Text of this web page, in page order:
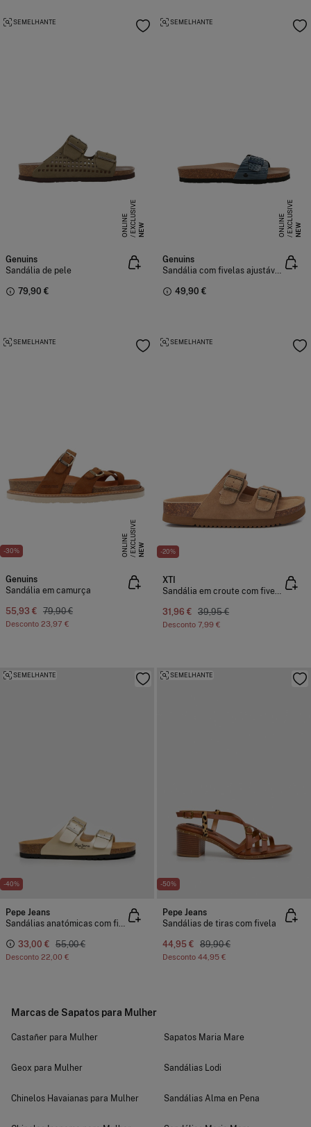
NEW
E
X
C
L
US
I
V
E
O
N
L
I
N
E
SEMELHANTE
Genuins
Sandália de pele
79,90 €
NEW
E
X
C
L
US
I
V
E
O
N
L
I
N
E
SEMELHANTE
Genuins
Sandália com fivelas ajustáveis
49,90 €
-30% NEW
E
X
C
L
US
I
V
E
O
N
L
I
N
E
SEMELHANTE
Genuins
Sandália em camurça
55,93 € 79,90 €
Desconto 23,97 €
-20%
SEMELHANTE
XTI
31,96 € 39,95 €
Desconto 7,99 €
-40%
SEMELHANTE
Pepe Jeans
33,00 € 55,00 €
Desconto 22,00 €
-50%
SEMELHANTE
Pepe Jeans
Sandálias de tiras com fivela
44,95 € 89,90 €
Desconto 44,95 €
Marcas de Sapatos para Mulher
Castañer para Mulher
Geox para Mulher
Chinelos Havaianas para Mulher
Sapatos Maria Mare
Sandálias Lodi
Sandálias Alma en Pena